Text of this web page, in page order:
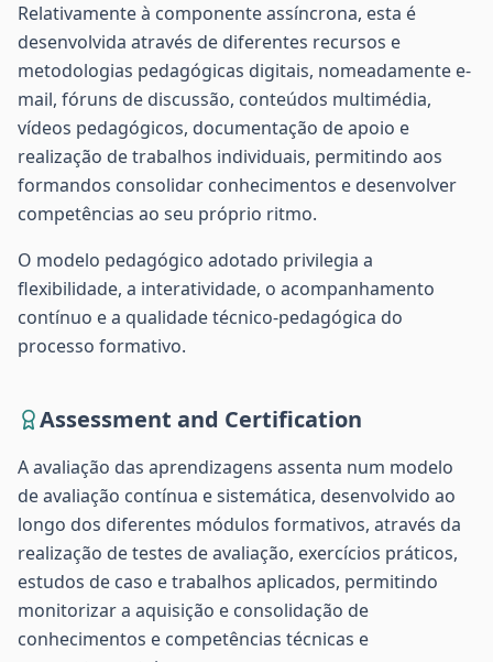
Relativamente à componente assíncrona, esta é
desenvolvida através de diferentes recursos e
metodologias pedagógicas digitais, nomeadamente e-
mail, fóruns de discussão, conteúdos multimédia,
vídeos pedagógicos, documentação de apoio e
realização de trabalhos individuais, permitindo aos
formandos consolidar conhecimentos e desenvolver
competências ao seu próprio ritmo.
O modelo pedagógico adotado privilegia a
flexibilidade, a interatividade, o acompanhamento
contínuo e a qualidade técnico-pedagógica do
processo formativo.
Assessment and Certification
A avaliação das aprendizagens assenta num modelo
de avaliação contínua e sistemática, desenvolvido ao
longo dos diferentes módulos formativos, através da
realização de testes de avaliação, exercícios práticos,
estudos de caso e trabalhos aplicados, permitindo
monitorizar a aquisição e consolidação de
conhecimentos e competências técnicas e